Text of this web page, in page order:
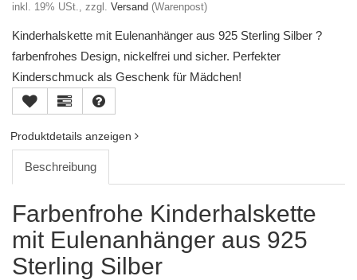
inkl. 19% USt., zzgl. Versand (Warenpost)
Kinderhalskette mit Eulenanhänger aus 925 Sterling Silber ?
farbenfrohes Design, nickelfrei und sicher. Perfekter
Kinderschmuck als Geschenk für Mädchen!
Produktdetails anzeigen
Beschreibung
Farbenfrohe Kinderhalskette
mit Eulenanhänger aus 925
Sterling Silber